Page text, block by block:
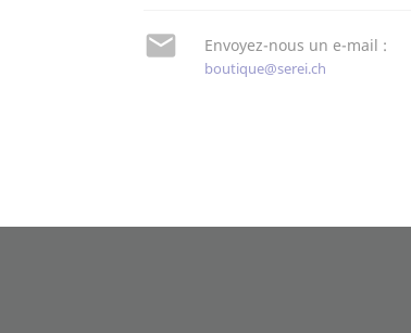
 Envoyez-nous un e-mail :
boutique@serei.ch